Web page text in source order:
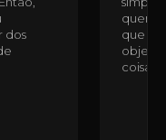
dos
quem
que
coisas,